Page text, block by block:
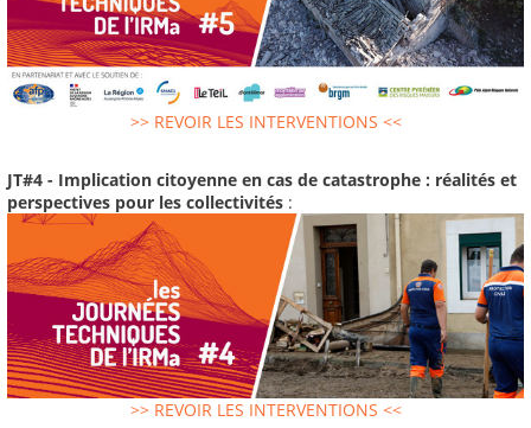
>> REVOIR LES INTERVENTIONS <<
JT#4 - Implication citoyenne en cas de catastrophe : réalités et
perspectives pour les collectivités :
>> REVOIR LES INTERVENTIONS <<